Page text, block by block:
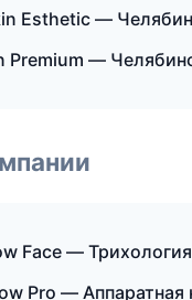
Esthetic —
Premium —
Face —
Pro —